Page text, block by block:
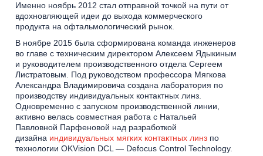
Именно ноябрь 2012 стал отправной точкой на пути от
вдохновляющей идеи до выхода коммерческого
продукта на офтальмологический рынок.
В ноябре 2015 была сформирована команда инженеров
во главе с техническим директором Алексеем Ядыкиным
и руководителем производственного отдела Сергеем
Листратовым. Под руководством профессора Мягкова
Александра Владимировича создана лаборатория по
производству индивидуальных контактных линз.
Одновременно с запуском производственной линии,
активно велась совместная работа с Натальей
Павловной Парфеновой над разработкой
дизайна индивидуальных мягких контактных линз по
технологии OKVision DCL — Defocus Control Technology.